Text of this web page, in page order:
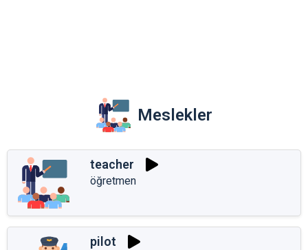
Meslekler
teacher
öğretmen
pilot